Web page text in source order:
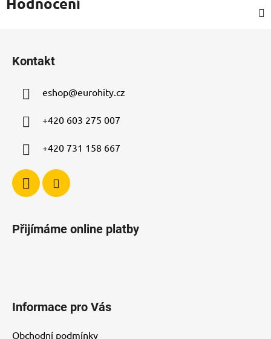
Kontakt
eshop@eurohity.cz
+420 603 275 007
+420 731 158 667
Přijímáme online platby
Informace pro Vás
Obchodní podmínky